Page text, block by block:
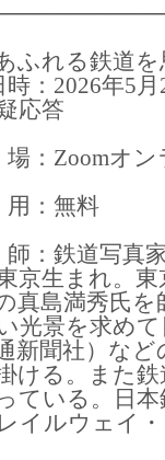
あふれる鉄道
時：2026年5
応答
Zoomオン
：無料
鉄道写真
京生まれ。
真島満秀氏
光景を求め
新聞社）な
ける。また
ている。日本
イルウェイ